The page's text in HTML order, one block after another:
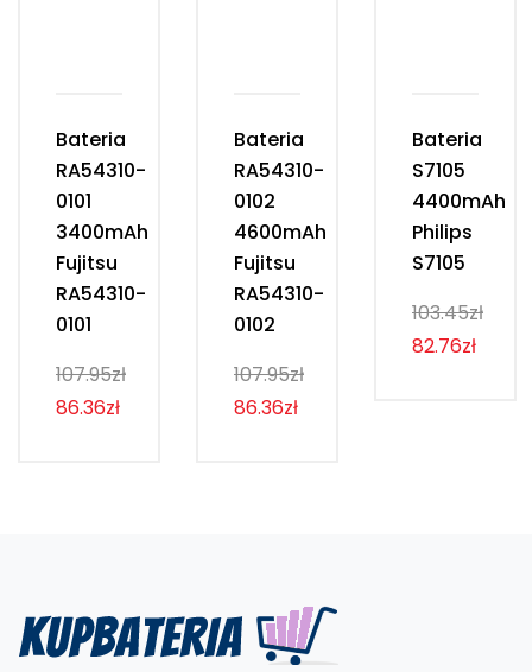
Bateria
RA54310-
0101
3400mAh
Fujitsu
RA54310-
0101
107.95zł
86.36zł
Bateria
RA54310-
0102
4600mAh
Fujitsu
RA54310-
0102
107.95zł
86.36zł
Bateria
S7105
4400mAh
Philips
S7105
103.45zł
82.76zł